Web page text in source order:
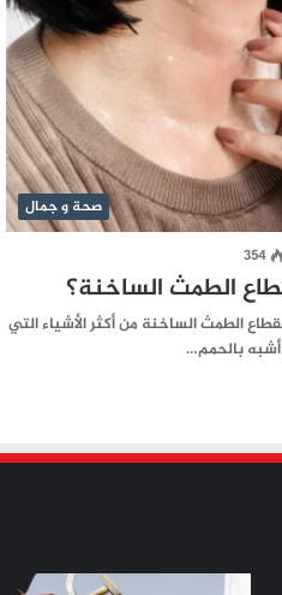
صحة و جمال
354
الطمث الساخنة؟
الطمث الساخنة من أكثر الأشياء التي
بالحمم…